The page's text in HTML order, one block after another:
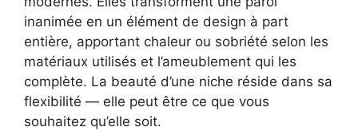
inanimée en un élément de design à part
entière, apportant chaleur ou sobriété selon les
matériaux utilisés et l’ameublement qui les
complète. La beauté d’une niche réside dans sa
flexibilité — elle peut être ce que vous
souhaitez qu’elle soit.